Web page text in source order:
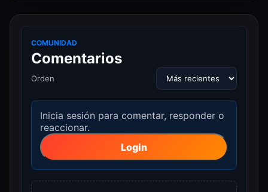
COMUNIDAD
Comentarios
Orden
Inicia sesión para comentar, responder o
reaccionar.
Login